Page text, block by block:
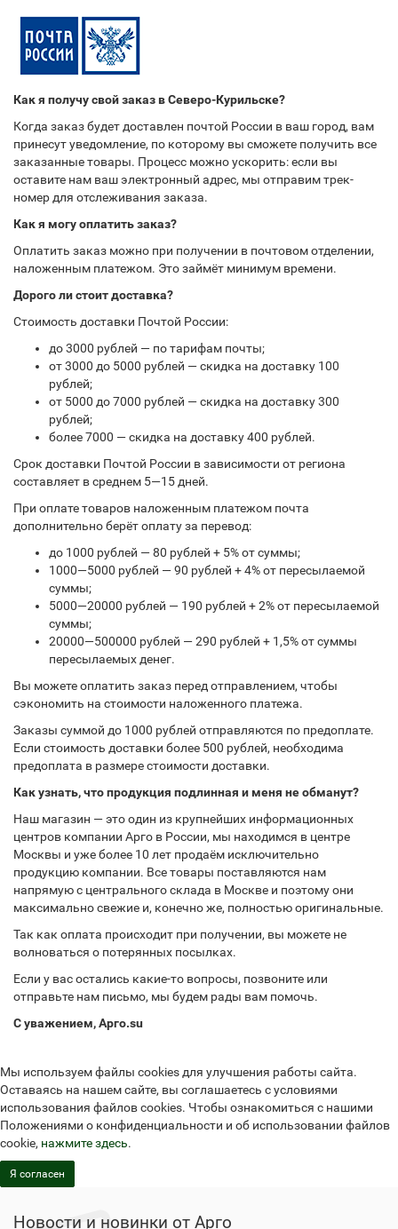
Как я получу свой заказ в Северо-Курильске?
Когда заказ будет доставлен почтой России в ваш город, вам
принесут уведомление, по которому вы сможете получить все
заказанные товары. Процесс можно ускорить: если вы
оставите нам ваш электронный адрес, мы отправим трек-
номер для отслеживания заказа.
Как я могу оплатить заказ?
Оплатить заказ можно при получении в почтовом отделении,
наложенным платежом. Это займёт минимум времени.
Дорого ли стоит доставка?
Стоимость доставки Почтой России:
до 3000 рублей — по тарифам почты;
от 3000 до 5000 рублей — скидка на доставку 100
рублей;
от 5000 до 7000 рублей — скидка на доставку 300
рублей;
более 7000 — скидка на доставку 400 рублей.
Срок доставки Почтой России в зависимости от региона
составляет в среднем 5—15 дней.
При оплате товаров наложенным платежом почта
дополнительно берёт оплату за перевод:
до 1000 рублей — 80 рублей + 5% от суммы;
1000—5000 рублей — 90 рублей + 4% от пересылаемой
суммы;
5000—20000 рублей — 190 рублей + 2% от пересылаемой
суммы;
20000—500000 рублей — 290 рублей + 1,5% от суммы
пересылаемых денег.
Вы можете оплатить заказ перед отправлением, чтобы
сэкономить на стоимости наложенного платежа.
Заказы суммой до 1000 рублей отправляются по предоплате.
Если стоимость доставки более 500 рублей, необходима
предоплата в размере стоимости доставки.
Как узнать, что продукция подлинная и меня не обманут?
Наш магазин — это один из крупнейших информационных
центров компании Арго в России, мы находимся в центре
Москвы и уже более 10 лет продаём исключительно
продукцию компании. Все товары поставляются нам
напрямую с центрального склада в Москве и поэтому они
максимально свежие и, конечно же, полностью оригинальные.
Так как оплата происходит при получении, вы можете не
волноваться о потерянных посылках.
Если у вас остались какие-то вопросы, позвоните или
отправьте нам письмо, мы будем рады вам помочь.
С уважением, Арго.su
Мы используем файлы cookies для улучшения работы сайта.
Оставаясь на нашем сайте, вы соглашаетесь с условиями
использования файлов cookies. Чтобы ознакомиться с нашими
Положениями о конфиденциальности и об использовании файлов
cookie, нажмите здесь.
Я согласен
Новости и новинки от Арго